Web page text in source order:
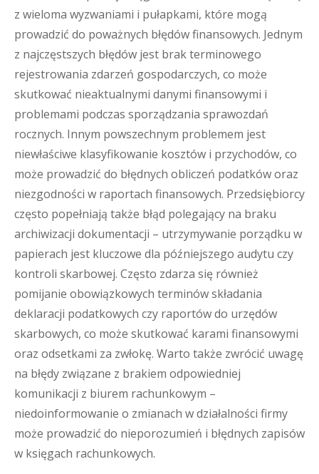
z wieloma wyzwaniami i pułapkami, które mogą
prowadzić do poważnych błędów finansowych. Jednym
z najczęstszych błędów jest brak terminowego
rejestrowania zdarzeń gospodarczych, co może
skutkować nieaktualnymi danymi finansowymi i
problemami podczas sporządzania sprawozdań
rocznych. Innym powszechnym problemem jest
niewłaściwe klasyfikowanie kosztów i przychodów, co
może prowadzić do błędnych obliczeń podatków oraz
niezgodności w raportach finansowych. Przedsiębiorcy
często popełniają także błąd polegający na braku
archiwizacji dokumentacji – utrzymywanie porządku w
papierach jest kluczowe dla późniejszego audytu czy
kontroli skarbowej. Często zdarza się również
pomijanie obowiązkowych terminów składania
deklaracji podatkowych czy raportów do urzędów
skarbowych, co może skutkować karami finansowymi
oraz odsetkami za zwłokę. Warto także zwrócić uwagę
na błędy związane z brakiem odpowiedniej
komunikacji z biurem rachunkowym –
niedoinformowanie o zmianach w działalności firmy
może prowadzić do nieporozumień i błędnych zapisów
w księgach rachunkowych.